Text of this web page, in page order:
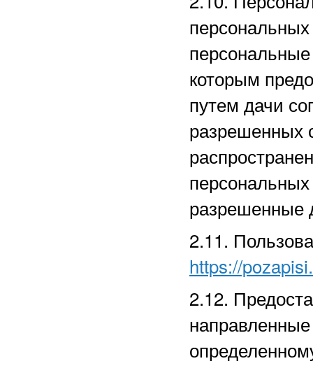
персональные
которым
путем дачи
разрешенных
разрешенные
2.11.
https://
2.12.